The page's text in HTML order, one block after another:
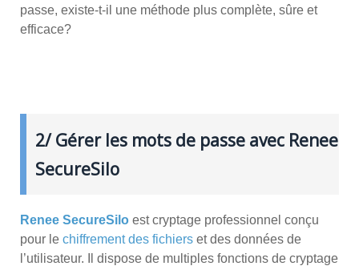
passe, existe-t-il une méthode plus complète, sûre et
efficace?
2/ Gérer les mots de passe avec Renee
SecureSilo
Renee SecureSilo est cryptage professionnel conçu
pour le chiffrement des fichiers et des données de
l’utilisateur. Il dispose de multiples fonctions de cryptage